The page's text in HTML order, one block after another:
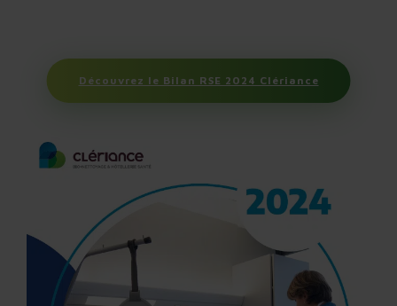
Découvrez le Bilan RSE 2024 Clériance